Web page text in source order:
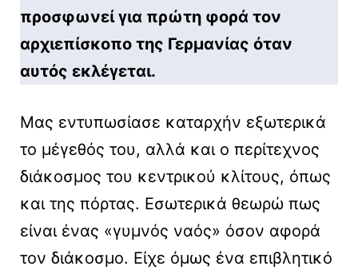
προσφωνεί για πρώτη φορά τον
αρχιεπίσκοπο της Γερμανίας όταν
αυτός εκλέγεται.
Μας εντυπωσίασε καταρχήν εξωτερικά
το μέγεθός του, αλλά και ο περίτεχνος
διάκοσμος του κεντρικού κλίτους, όπως
και της πόρτας. Εσωτερικά θεωρώ πως
είναι ένας «γυμνός ναός» όσον αφορά
τον διάκοσμο. Είχε όμως ένα επιβλητικό